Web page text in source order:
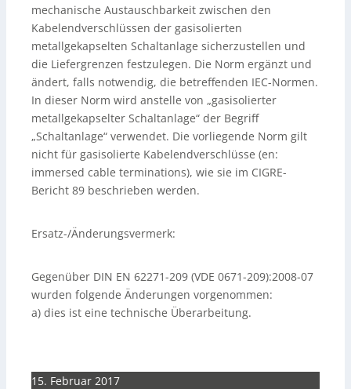
mechanische Austauschbarkeit zwischen den
Kabelendverschlüssen der gasisolierten
metallgekapselten Schaltanlage sicherzustellen und
die Liefergrenzen festzulegen. Die Norm ergänzt und
ändert, falls notwendig, die betreffenden IEC-Normen.
In dieser Norm wird anstelle von „gasisolierter
metallgekapselter Schaltanlage“ der Begriff
„Schaltanlage“ verwendet. Die vorliegende Norm gilt
nicht für gasisolierte Kabelendverschlüsse (en:
immersed cable terminations), wie sie im CIGRE-
Bericht 89 beschrieben werden.
Ersatz-/Änderungsvermerk:
Gegenüber DIN EN 62271-209 (VDE 0671-209):2008-07
wurden folgende Änderungen vorgenommen:
a) dies ist eine technische Überarbeitung.
15. Februar 2017